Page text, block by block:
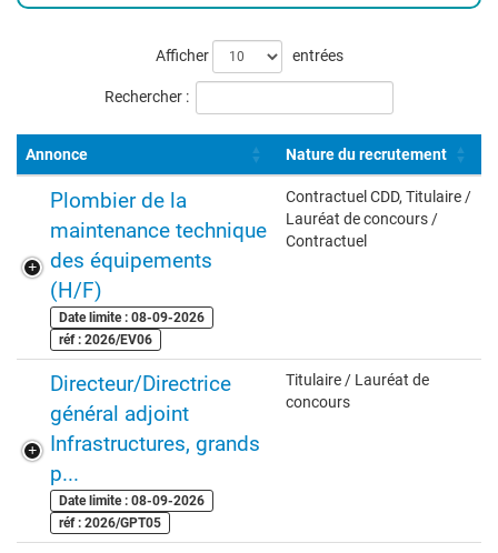
offres
Afficher entrées
Rechercher :
Annonce Nature du recrutement
Plombier de la
maintenance technique
des équipements
(H/F)
Date limite : 08-09-2026
réf : 2026/EV06
Contractuel CDD, Titulaire /
Lauréat de concours /
Contractuel
Directeur/Directrice
général adjoint
Infrastructures, grands
p...
Date limite : 08-09-2026
réf : 2026/GPT05
Titulaire / Lauréat de
concours